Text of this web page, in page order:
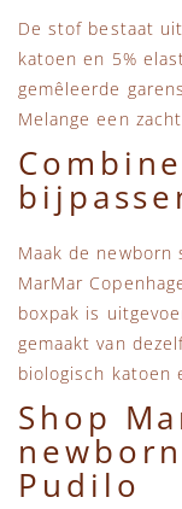
De stof bestaat uit
katoen en 5%
gemêleerde
Melange een
Maak de
MarMar
boxpak is
gemaakt van
biologisch katoen
Shop
Pudilo